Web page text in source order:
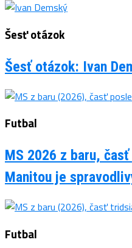
Šesť otázok
Šesť otázok: Ivan
Futbal
MS 2026 z baru,
Manitou je
Futbal